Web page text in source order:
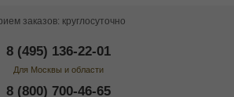
заказов: круглосуточно
8 (495) 136-22-01
Для Москвы и области
8 (800) 700-46-65